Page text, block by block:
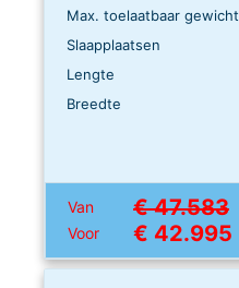
Max. toelaatbaar gewicht
Slaapplaatsen
Lengte
Breedte
Van € 47.583
Voor € 42.995